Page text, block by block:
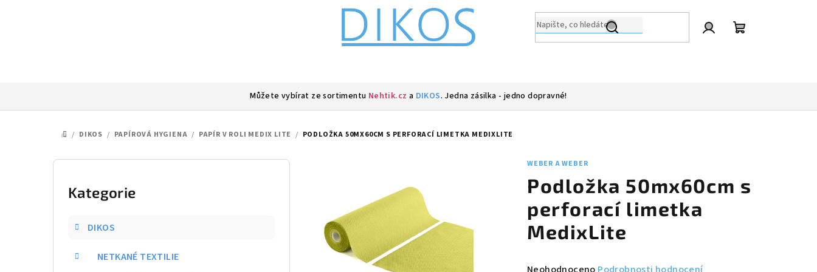
Můžete vybírat ze sortimentu Nehtik.cz a DIKOS. Jedna zásilka - jedno dopravné!
DOMŮ
/ DIKOS / PAPÍROVÁ HYGIENA / PAPÍR V ROLI MEDIX LITE / PODLOŽKA 50MX60CM S PERFORACÍ LIMETKA MEDIXLITE
P
Přeskočit
kategorie
Kategorie
DIKOS
NETKANÉ TEXTILIE
WEBER A WEBER
Podložka 50mx60cm s
perforací limetka
MedixLite
Průměrné